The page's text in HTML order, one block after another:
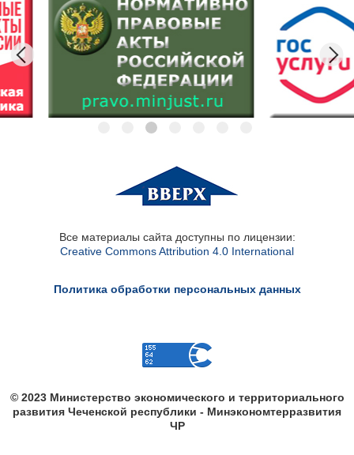
Все материалы сайта доступны по лицензии:
Creative Commons Attribution 4.0 International
Политика обработки персональных данных
© 2023 Министерство экономического и территориального
развития Чеченской республики - Минэкономтерразвития
ЧР